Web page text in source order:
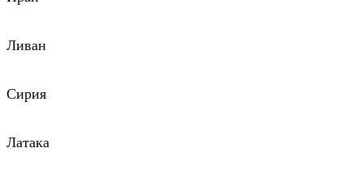
Ливан
Сирия
Латака